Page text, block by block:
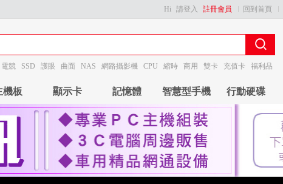
回到首頁
Hi 請登入 註冊會員
電競 SSD 護眼 曲面 NAS 網路攝影機 CPU 縮時 商用 雙卡 充值卡 福利品
機板 顯示卡 記憶體 智慧型手機 行動硬碟